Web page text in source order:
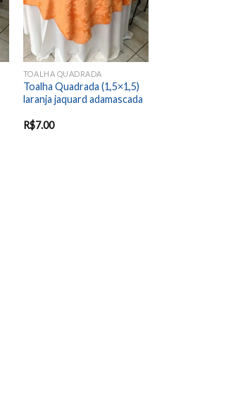
TOALHA QUADRADA
Toalha Quadrada (1,5×1,5)
laranja jaquard adamascada
R$7.00